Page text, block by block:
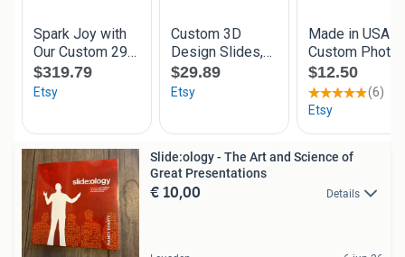
Slide:ology - The Art and Science of
Great Presentations
€ 10,00 Details